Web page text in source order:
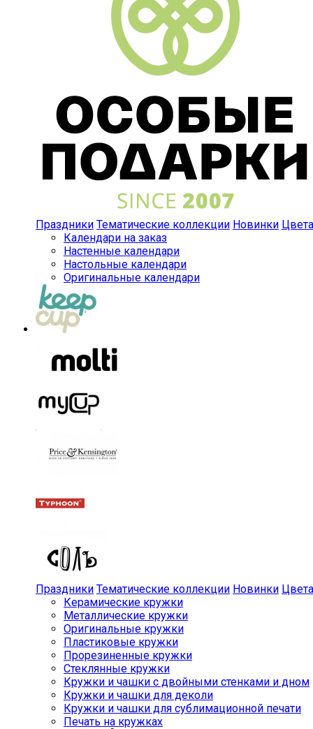
Праздники Тематические коллекции Новинки Цвета
Календари на заказ
Настенные календари
Настольные календари
Оригинальные календари
Праздники Тематические коллекции Новинки Цвета
Керамические кружки
Металлические кружки
Оригинальные кружки
Пластиковые кружки
Прорезиненные кружки
Стеклянные кружки
Кружки и чашки с двойными стенками и дном
Кружки и чашки для деколи
Кружки и чашки для сублимационной печати
Печать на кружках